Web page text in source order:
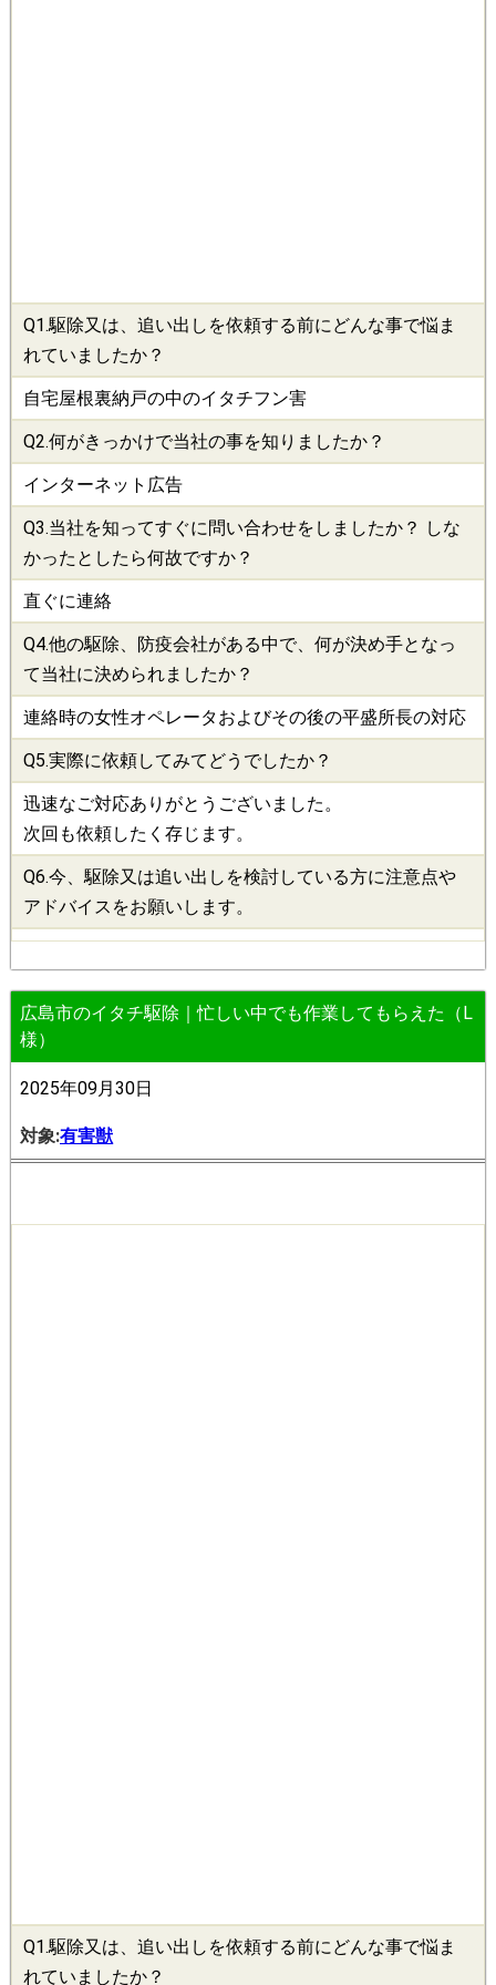
Q1.駆除又は、追い出しを依頼する前にどんな事で悩ま
れていましたか？
自宅屋根裏納戸の中のイタチフン害
Q2.何がきっかけで当社の事を知りましたか？
インターネット広告
Q3.当社を知ってすぐに問い合わせをしましたか？ しな
かったとしたら何故ですか？
直ぐに連絡
Q4.他の駆除、 防疫会社がある中で、何が決め手となっ
て当社に決められましたか？
連絡時の女性オペレータおよびその後の平盛所長の対応
Q5.実際に依頼してみてどうでしたか？
迅速なご対応ありがとうございました。
次回も依頼したく存じます。
Q6.今、駆除又は追い出しを検討している方に注意点や
アドバイスをお願いします。
広島市のイタチ駆除｜忙しい中でも作業してもらえた（L
様）
2025年09月30日
対象:有害獣
Q1.駆除又は、追い出しを依頼する前にどんな事で悩ま
れていましたか？